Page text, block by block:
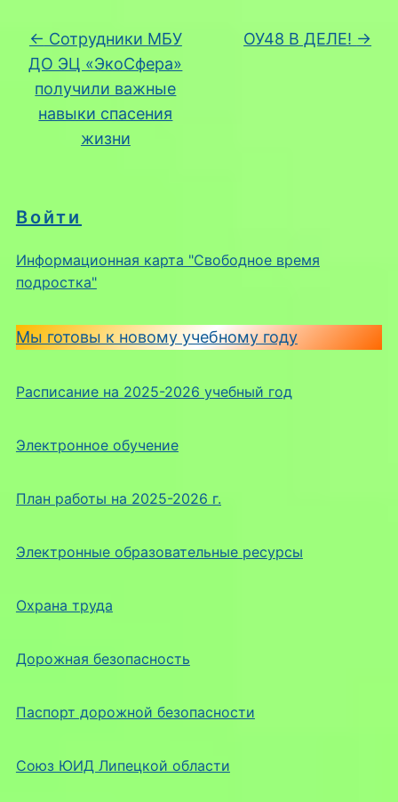
Войти
Информационная карта "Свободное время
подростка"
Мы готовы к новому учебному году
Расписание на 2025-2026 учебный год
Электронное обучение
План работы на 2025-2026 г.
Электронные образовательные ресурсы
Охрана труда
Дорожная безопасность
Паспорт дорожной безопасности
Союз ЮИД Липецкой области
← Сотрудники МБУ
ДО ЭЦ «ЭкоСфера»
получили важные
навыки спасения
жизни
ОУ48 В ДЕЛЕ! →